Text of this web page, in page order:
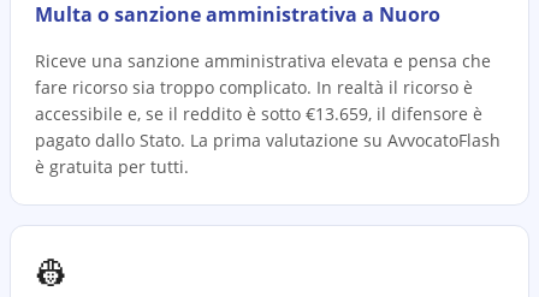
Multa o sanzione amministrativa a Nuoro
Riceve una sanzione amministrativa elevata e pensa che
fare ricorso sia troppo complicato. In realtà il ricorso è
accessibile e, se il reddito è sotto €13.659, il difensore è
pagato dallo Stato. La prima valutazione su AvvocatoFlash
è gratuita per tutti.
👷